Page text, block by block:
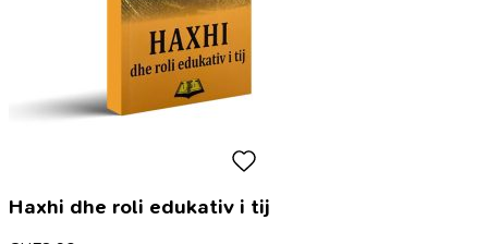
Haxhi dhe roli edukativ i tij